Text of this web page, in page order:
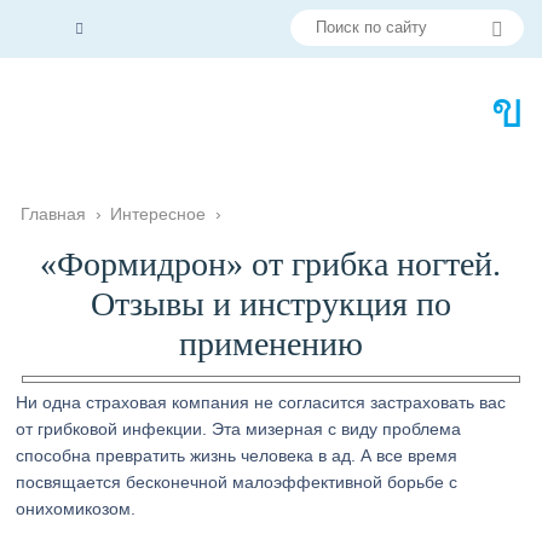
Главная › Интересное ›
«Формидрон» от грибка ногтей.
Отзывы и инструкция по
применению
Ни одна страховая компания не согласится застраховать вас
от грибковой инфекции. Эта мизерная с виду проблема
способна превратить жизнь человека в ад. А все время
посвящается бесконечной малоэффективной борьбе с
онихомикозом.